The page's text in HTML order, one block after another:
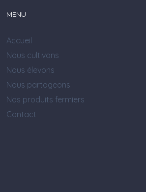
MENU
Accueil
Nous cultivons
Nous élevons
Nous partageons
Nos produits fermiers
Contact